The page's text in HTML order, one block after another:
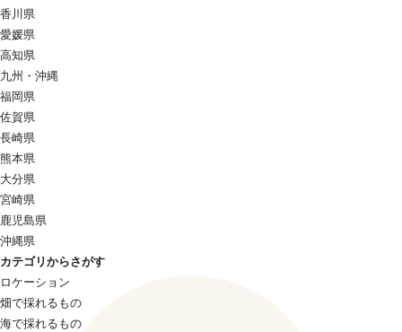
香川県
愛媛県
高知県
九州・沖縄
福岡県
佐賀県
長崎県
熊本県
大分県
宮崎県
鹿児島県
沖縄県
カテゴリからさがす
ロケーション
畑で採れるもの
海で採れるもの